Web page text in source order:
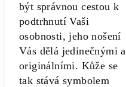
být správnou cestou k
podtrhnutí Vaši
osobnosti, jeho nošení
Vás dělá jedinečnými a
originálními. Kůže se
tak stává symbolem